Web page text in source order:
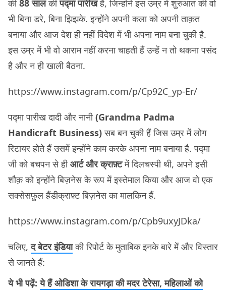
की88 सालकीपद्मा पारीखहैं, जिन्होंने इस उम्र में शुरुआत की वो
भी बिना डरे, बिना झिझके. इन्होंने अपनी कला को अपनी ताक़त
बनाया और आज देश ही नहीं विदेश में भी अपना नाम बना चुकी है.
इस उम्र में भी वो आराम नहीं करना चाहती हैं उन्हें न तो थकना पसंद
है और न ही खाली बैठना.
https://www.instagram.com/p/Cp92C_yp-Er/
पद्मा पारीख दादी और नानी(Grandma Padma
Handicraft Business)सब बन चुकी हैं जिस उम्र में लोग
रिटायर होते हैं उसमें इन्होंने काम करके अपना नाम बनाया है. पद्मा
जी को बचपन से हीआर्ट और क्राफ़्टमें दिलचस्पी थी, अपने इसी
शौक़ को इन्होंने बिज़नेस के रूप में इस्तेमाल किया और आज वो एक
सक्सेसफ़ुल हैंडीक्राफ़्ट बिज़नेस का मालकिन हैं.
https://www.instagram.com/p/Cpb9uxyJDka/
चलिए,द बेटर इंडियाकी रिपोर्ट के मुताबिक इनके बारे में और विस्तार
से जानते हैं:
ये भी पढ़ें:ये हैं ओडिशा के रायगड़ा की मदर टेरेसा, महिलाओं को